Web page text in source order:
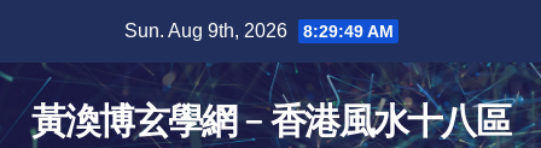
content
Sun. Aug 9th, 2026 8:29:50 AM
黃渙博玄學網﹣香港風水十八區